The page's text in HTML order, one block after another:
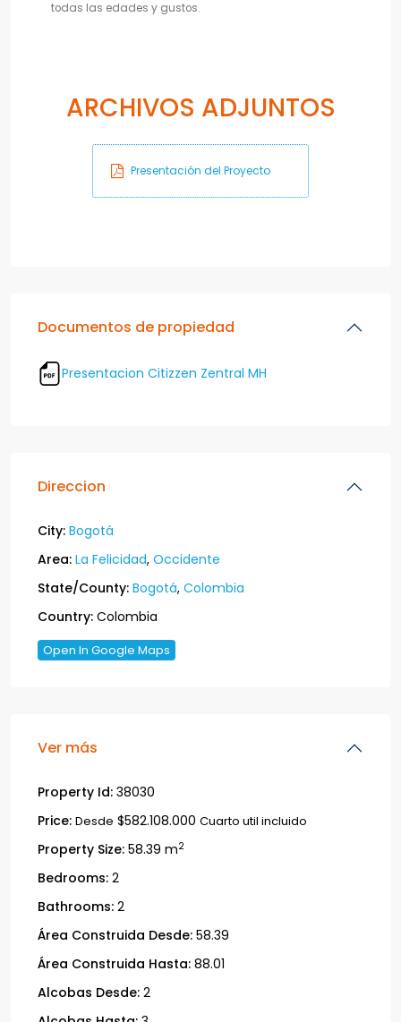
todas las edades y gustos.
ARCHIVOS ADJUNTOS
Presentación del Proyecto
Documentos de propiedad
Presentacion Citizzen Zentral MH
Direccion
City: Bogotá
Area: La Felicidad, Occidente
State/County: Bogotá, Colombia
Country: Colombia
Open In Google Maps
Ver más
Property Id: 38030
Price: Desde $582.108.000 Cuarto util incluido
Property Size: 58.39 m2
Bedrooms: 2
Bathrooms: 2
Área Construida Desde: 58.39
Área Construida Hasta: 88.01
Alcobas Desde: 2